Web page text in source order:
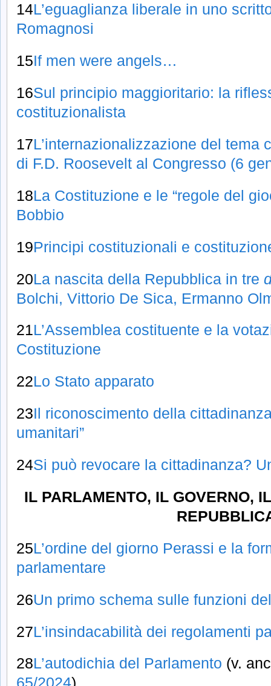
14L’eguaglianza liberale in uno
Romagnosi
15If men were angels…
16Sul principio maggioritario: la
costituzionalista
17L’internazionalizzazione del tema
di F.D. Roosevelt al Congresso (6
18La Costituzione e le “regole del
Bobbio
19Principi costituzionali e
20La nascita della Repubblica in tre
Bolchi, Vittorio De Sica, Ermanno
21L’Assemblea costituente e la
Costituzione
22Lo Stato apparato
23Il riconoscimento della
umanitari”
24Si può revocare la cittadinanza?
IL PARLAMENTO, IL GOVERNO,
25L’ordine del giorno Perassi e la
parlamentare
26Un primo schema sulle funzioni
27L’insindacabilità dei regolamenti
28L’autodichia del Parlamento (v.